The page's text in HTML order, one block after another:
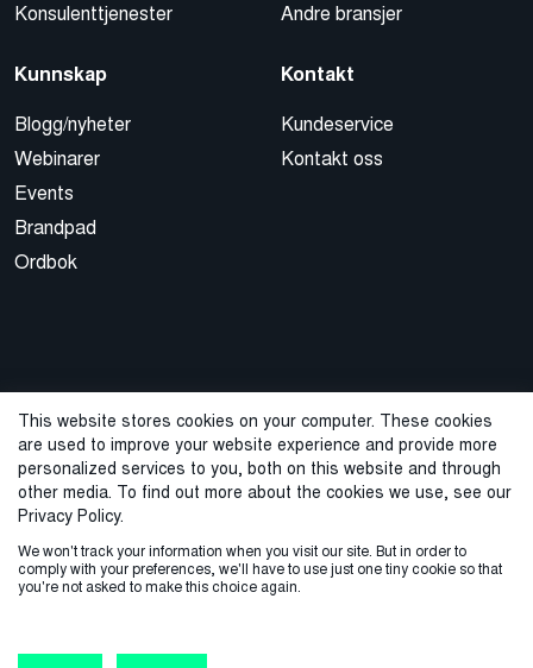
This website stores cookies on your computer. These cookies
are used to improve your website experience and provide more
personalized services to you, both on this website and through
other media. To find out more about the cookies we use, see our
Privacy Policy.
We won't track your information when you visit our site. But in order to
comply with your preferences, we'll have to use just one tiny cookie so that
you're not asked to make this choice again.
Konsulenttjenester
Andre bransjer
Kunnskap
Blogg/nyheter
Webinarer
Events
Brandpad
Ordbok
Kontakt
Kundeservice
Kontakt oss
© 2026 Cegal
Privacy Policy
ISO-sertifisering Varslingstjeneste